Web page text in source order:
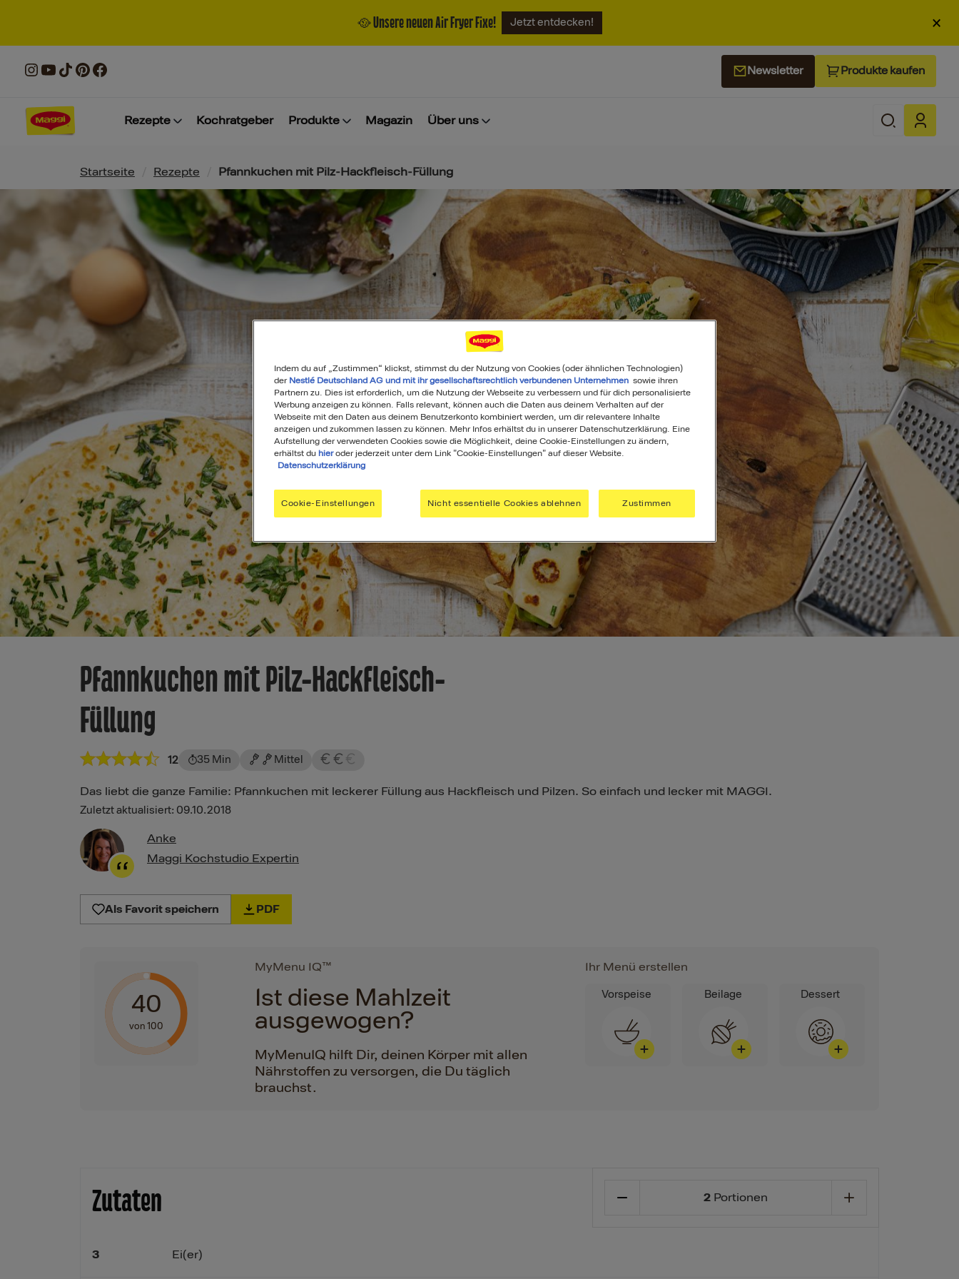
🥘 Unsere neuen Air Fryer Fixe! Jetzt entdecken! ×
Newsletter Produkte kaufen
Rezepte Kochratgeber Produkte Magazin Über uns
Pfadnavigation
Startseite Rezepte Pfannkuchen mit Pilz-Hackfleisch-Füllung
Pfannkuchen mit Pilz-Hackfleisch-
Füllung
12 35 Min Mittel
Das liebt die ganze Familie: Pfannkuchen mit leckerer Füllung aus Hackfleisch und Pilzen. So einfach und lecker mit MAGGI.
Zuletzt aktualisiert: 09.10.2018
Anke
Maggi Kochstudio Expertin
Als Favorit speichern PDF
40
von 100
MyMenu IQ™
Ist diese Mahlzeit
ausgewogen?
MyMenuIQ hilft Dir, deinen Körper mit allen
Nährstoffen zu versorgen, die Du täglich
brauchst.
Ihr Menü erstellen
Vorspeise Beilage Dessert
Zutaten 2Portionen
3 Ei(er)
Indem du auf „Zustimmen“ klickst, stimmst du der Nutzung von Cookies (oder ähnlichen Technologien)
der Nestlé Deutschland AG und mit ihr gesellschaftsrechtlich verbundenen Unternehmen sowie ihren
Partnern zu. Dies ist erforderlich, um die Nutzung der Webseite zu verbessern und für dich personalisierte
Werbung anzeigen zu können. Falls relevant, können auch die Daten aus deinem Verhalten auf der
Webseite mit den Daten aus deinem Benutzerkonto kombiniert werden, um dir relevantere Inhalte
anzeigen und zukommen lassen zu können. Mehr Infos erhältst du in unserer Datenschutzerklärung. Eine
Aufstellung der verwendeten Cookies sowie die Möglichkeit, deine Cookie-Einstellungen zu ändern,
erhältst du hieroder jederzeit unter dem Link "Cookie-Einstellungen" auf dieser Website.
Datenschutzerklärung
Cookie-Einstellungen Nicht essentielle Cookies ablehnen Zustimmen